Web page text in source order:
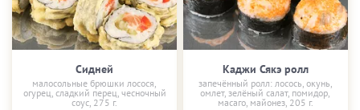
Сидней
малосольные брюшки лосося,
огурец, сладкий перец, чесночный
соус, 275 г.
Каджи Сякэ ролл
запечённый ролл: лосось, окунь,
омлет, зелёный салат, помидор,
масаго, майонез, 205 г.